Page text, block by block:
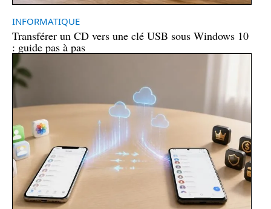
INFORMATIQUE
Transférer un CD vers une clé USB sous Windows 10
: guide pas à pas